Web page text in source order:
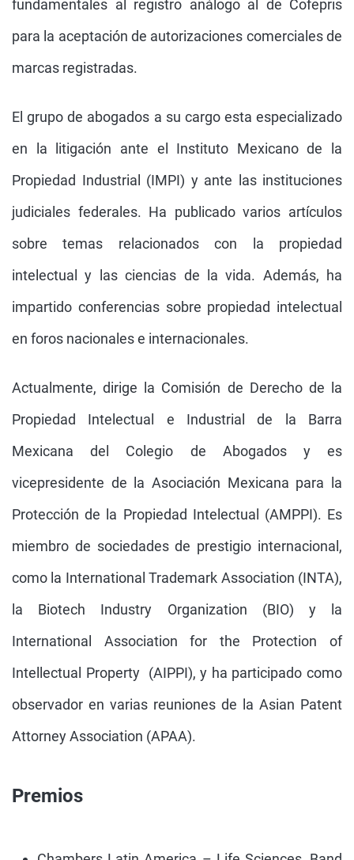
fundamentales al registro análogo al de Cofepris
para la aceptación de autorizaciones comerciales de
marcas registradas.
El grupo de abogados a su cargo esta especializado
en la litigación ante el Instituto Mexicano de la
Propiedad Industrial (IMPI) y ante las instituciones
judiciales federales. Ha publicado varios artículos
sobre temas relacionados con la propiedad
intelectual y las ciencias de la vida. Además, ha
impartido conferencias sobre propiedad intelectual
en foros nacionales e internacionales.
Actualmente, dirige la Comisión de Derecho de la
Propiedad Intelectual e Industrial de la Barra
Mexicana del Colegio de Abogados y es
vicepresidente de la Asociación Mexicana para la
Protección de la Propiedad Intelectual (AMPPI). Es
miembro de sociedades de prestigio internacional,
como la International Trademark Association (INTA),
la Biotech Industry Organization (BIO) y la
International Association for the Protection of
Intellectual Property (AIPPI), y ha participado como
observador en varias reuniones de la Asian Patent
Attorney Association (APAA).
Premios